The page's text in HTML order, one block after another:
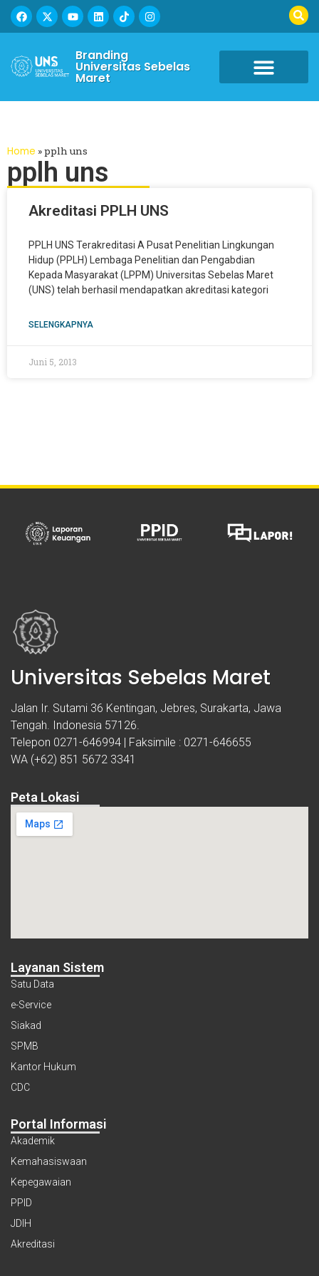
Branding
Universitas Sebelas
Maret
Home »pplh uns
pplh uns
Akreditasi PPLH UNS
PPLH UNS Terakreditasi A Pusat Penelitian Lingkungan
Hidup (PPLH) Lembaga Penelitian dan Pengabdian
Kepada Masyarakat (LPPM) Universitas Sebelas Maret
(UNS) telah berhasil mendapatkan akreditasi kategori
SELENGKAPNYA
Juni 5, 2013
Universitas Sebelas Maret
Jalan Ir. Sutami 36 Kentingan, Jebres, Surakarta, Jawa
Tengah. Indonesia 57126.
Telepon 0271-646994 | Faksimile : 0271-646655
WA (+62) 851 5672 3341
Peta Lokasi
Layanan Sistem
Satu Data
e-Service
Siakad
SPMB
Kantor Hukum
CDC
Portal Informasi
Akademik
Kemahasiswaan
Kepegawaian
PPID
JDIH
Akreditasi